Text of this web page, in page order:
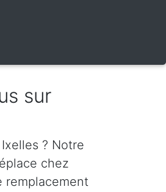
sur
? Notre
chez
remplacement